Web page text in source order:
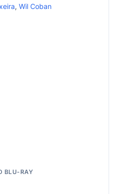
, Wil Coban
BLU-RAY